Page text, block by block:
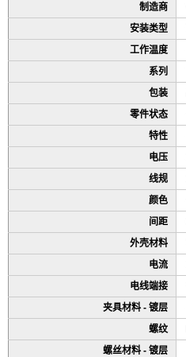
制造商
安装类型
工作温度
系列
包装
零件状态
特性
电压
线规
颜色
间距
外壳材料
电流
电线端接
夹具材料 - 镀层
螺纹
螺丝材料 - 镀层